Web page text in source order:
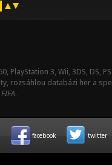
PlayStation 3, Wii, 3DS, DS,
rozsáhlou databázi her a
FIFA.
facebook twitter